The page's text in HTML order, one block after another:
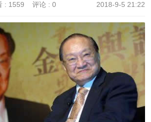
2018-9-5 21:22
: 1559 评论 : 0